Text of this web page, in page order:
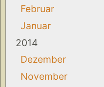
Februar
Januar
2014
Dezember
November